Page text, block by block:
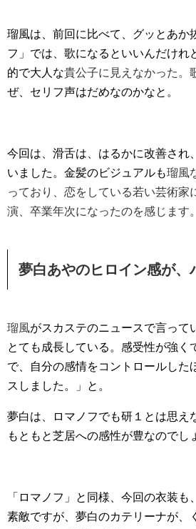
瑠風は、前回に比べて、グッとあか
フ」では、歌になるといいんだけれ
的で大人な貴公子に見えなかった。
ぜ、セリフ声はだめなのかなと。
今回は、滑舌は、はるかに改善され
いました。金髪のビジュアルも瑠風
っており、恋をしている若い芸術家
演、卒業年次になったのを感じます。
夢白あやのヒロイン感が、
瑠風がスカステのニュースで言って
とても成長している。感受性が強く
で、自分の感情をコントロールした
スしました。」と。
夢白は、ロマノフでも研１とは思え
もともと芝居への感性が豊なのでし
「ロマノフ」と同様、今回の衣装も
素敵ですが、夢白のカテリーナが、